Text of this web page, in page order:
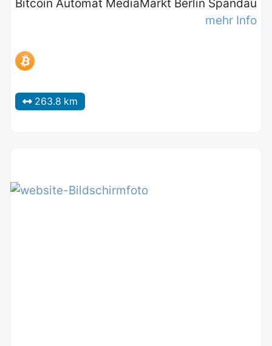
Bitcoin Automat MediaMarkt Berlin Spandau
mehr Info
263.8 km